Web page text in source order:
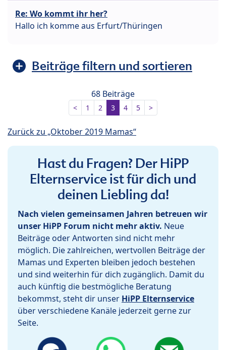
Re: Wo kommt ihr her?
Hallo ich komme aus Erfurt/Thüringen
Beiträge filtern und sortieren
68 Beiträge
< 1 2 3 4 5 >
Zurück zu „Oktober 2019 Mamas“
Hast du Fragen? Der HiPP
Elternservice ist für dich und
deinen Liebling da!
Nach vielen gemeinsamen Jahren betreuen wir
unser HiPP Forum nicht mehr aktiv. Neue
Beiträge oder Antworten sind nicht mehr
möglich. Die zahlreichen, wertvollen Beiträge der
Mamas und Experten bleiben jedoch bestehen
und sind weiterhin für dich zugänglich. Damit du
auch künftig die bestmögliche Beratung
bekommst, steht dir unser HiPP Elternservice
über verschiedene Kanäle jederzeit gerne zur
Seite.